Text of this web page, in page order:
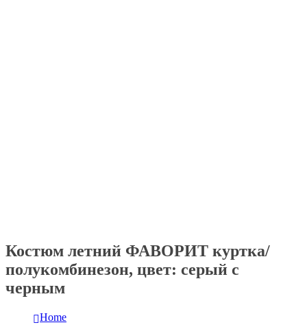
Костюм летний ФАВОРИТ куртка/
полукомбинезон, цвет: серый с
черным
Home